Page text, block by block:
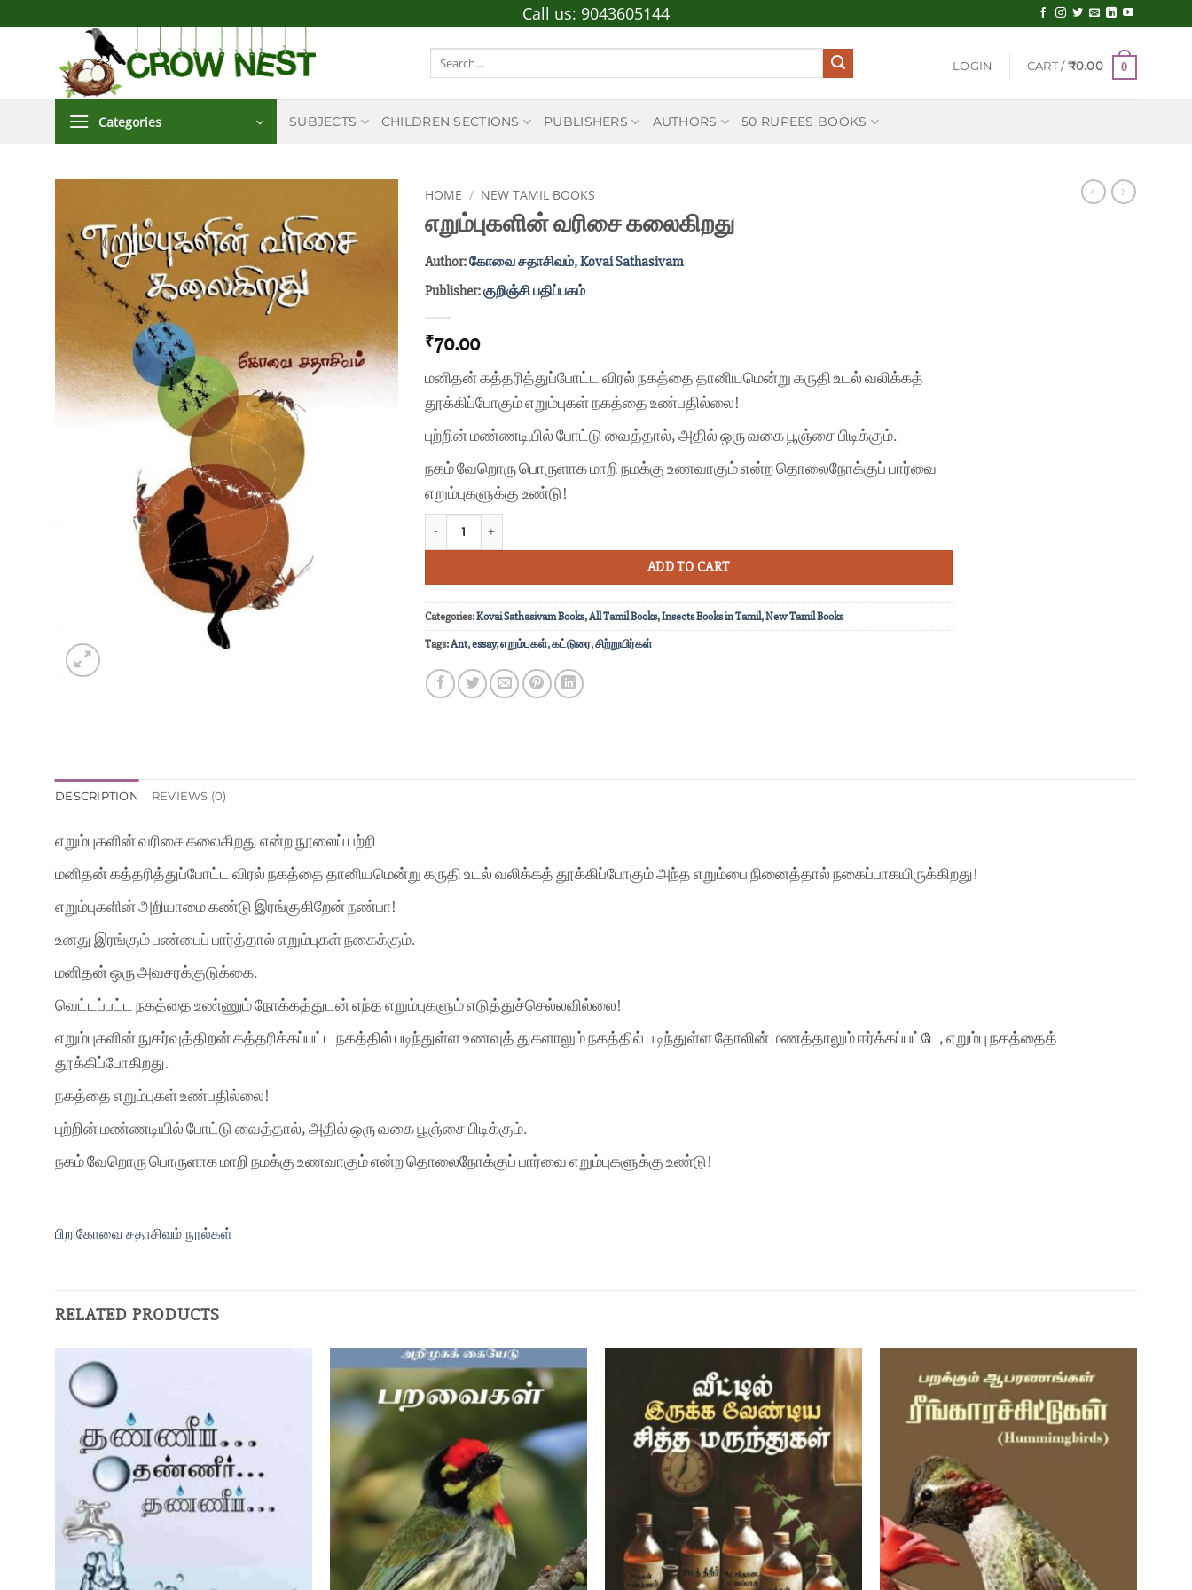
to
Call us: 9043605144
Search
LOGIN CART / ₹0.00 0
Categories SUBJECTS CHILDREN SECTIONS PUBLISHERS AUTHORS 50 RUPEES BOOKS
HOME / NEW TAMIL BOOKS
எறும்புகளின் வரிசை கலைகிறது
Author:கோவை சதாசிவம்,Kovai Sathasivam
Publisher:குறிஞ்சி பதிப்பகம்
₹70.00
மனிதன் கத்தரித்துப்போட்ட விரல் நகத்தை தானியமென்று கருதி உடல் வலிக்கத்
தூக்கிப்போகும்எறும்புகள்நகத்தைஉண்பதில்லை!
புற்றின் மண்ணடியில் போட்டு வைத்தால், அதில் ஒரு வகை பூஞ்சை பிடிக்கும்.
நகம் வேறொரு பொருளாக மாறி நமக்கு உணவாகும் என்ற தொலைநோக்குப் பார்வை
எறும்புகளுக்கு உண்டு!
ADD TO CART
Categories:Kovai Sathasivam Books,All Tamil Books,Insects Books in Tamil,New Tamil Books
Tags:Ant,essay,எறும்புகள்,கட்டுரை,சிற்றுயிர்கள்
DESCRIPTION REVIEWS (0)
எறும்புகளின் வரிசை கலைகிறது என்ற நூலைப் பற்றி
மனிதன் கத்தரித்துப்போட்ட விரல் நகத்தை தானியமென்று கருதி உடல் வலிக்கத் தூக்கிப்போகும் அந்த எறும்பை நினைத்தால் நகைப்பாகயிருக்கிறது!
எறும்புகளின் அறியாமை கண்டு இரங்குகிறேன் நண்பா!
உனது இரங்கும் பண்பைப் பார்த்தால் எறும்புகள் நகைக்கும்.
மனிதன் ஒரு அவசரக்குடுக்கை.
வெட்டப்பட்ட நகத்தை உண்ணும் நோக்கத்துடன் எந்த எறும்புகளும் எடுத்துச்செல்லவில்லை!
எறும்புகளின் நுகர்வுத்திறன் கத்தரிக்கப்பட்ட நகத்தில் படிந்துள்ள உணவுத் துகளாலும் நகத்தில் படிந்துள்ள தோலின் மணத்தாலும் ஈர்க்கப்பட்டே, எறும்பு நகத்தைத்
தூக்கிப்போகிறது.
நகத்தை எறும்புகள் உண்பதில்லை!
புற்றின் மண்ணடியில் போட்டு வைத்தால், அதில் ஒரு வகை பூஞ்சை பிடிக்கும்.
நகம் வேறொரு பொருளாக மாறி நமக்கு உணவாகும் என்ற தொலைநோக்குப் பார்வை எறும்புகளுக்கு உண்டு!
பிற கோவை சதாசிவம் நூல்கள்
RELATED PRODUCTS